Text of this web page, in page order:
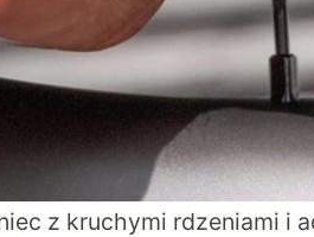
z kruchymi rdzeniami i